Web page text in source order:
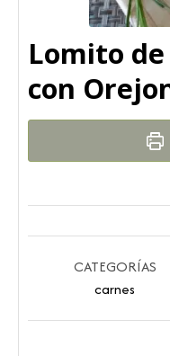
Lomito
con
CATEGORÍAS
carnes